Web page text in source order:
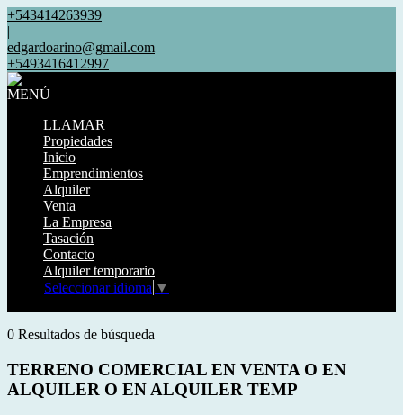
+543414263939
|
edgardoarino@gmail.com
+5493416412997
MENÚ
LLAMAR
Propiedades
Inicio
Emprendimientos
Alquiler
Venta
La Empresa
Tasación
Contacto
Alquiler temporario
Seleccionar idioma ▼
0 Resultados de búsqueda
TERRENO COMERCIAL EN VENTA O EN
ALQUILER O EN ALQUILER TEMP